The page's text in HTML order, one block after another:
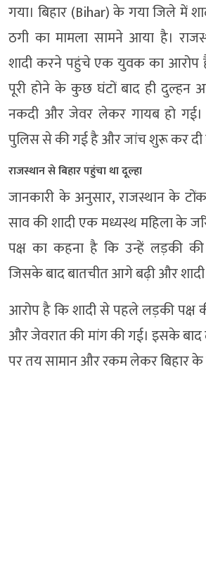
गया। बिहार (Bihar) के गया जिले में
ठगी का मामला सामने आया है।
शादी करने पहुंचे एक युवक का आरोप
पूरी होने के कुछ घंटों बाद ही दुल्हन
नकदी और जेवर लेकर गायब हो गई।
पुलिस से की गई है और जांच शुरू कर दी
राजस्थान से बिहार पहुंचा था दूल्हा
जानकारी के अनुसार, राजस्थान के
सावकी शादी एक मध्यस्थ महिला के
पक्ष का कहना है कि उन्हें लड़की की
जिसके बाद बातचीत आगे बढ़ी और
आरोप है कि शादी से पहले लड़की पक्ष
और जेवरात की मांग की गई। इसके बाद
पर तय सामान और रकम लेकर बिहार के